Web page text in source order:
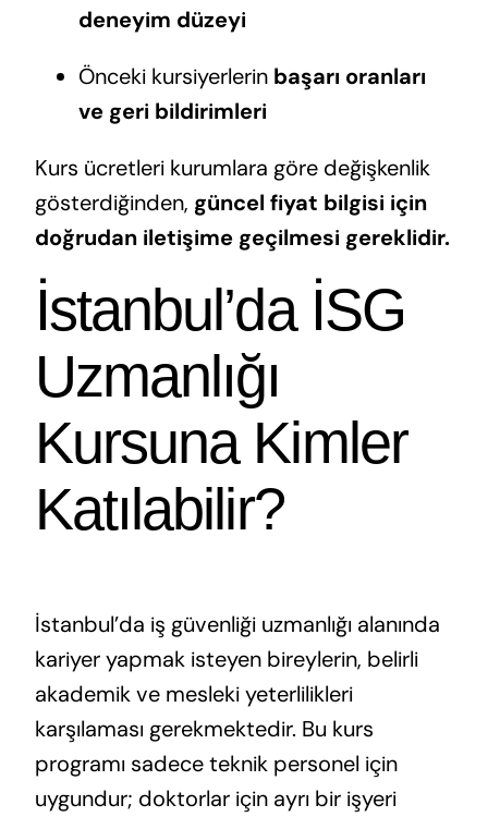
deneyim düzeyi
Önceki kursiyerlerin başarı oranları
ve geri bildirimleri
Kurs ücretleri kurumlara göre değişkenlik
gösterdiğinden, güncel fiyat bilgisi için
doğrudan iletişime geçilmesi gereklidir.
İstanbul’da İSG
Uzmanlığı
Kursuna Kimler
Katılabilir?
İstanbul’da iş güvenliği uzmanlığı alanında
kariyer yapmak isteyen bireylerin, belirli
akademik ve mesleki yeterlilikleri
karşılaması gerekmektedir. Bu kurs
programı sadece teknik personel için
uygundur; doktorlar için ayrı bir işyeri